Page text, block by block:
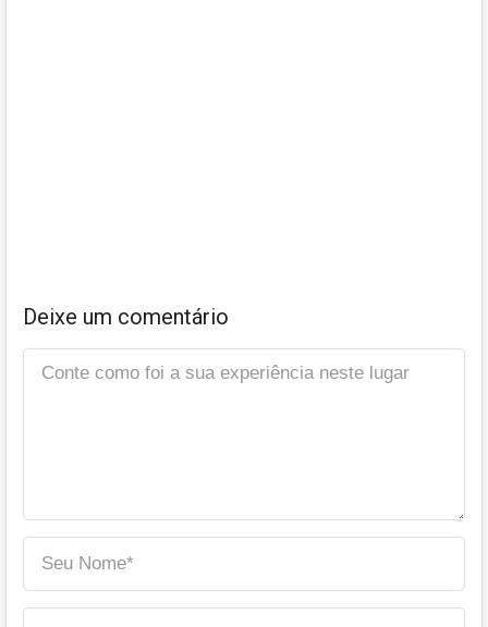
Deixe um comentário